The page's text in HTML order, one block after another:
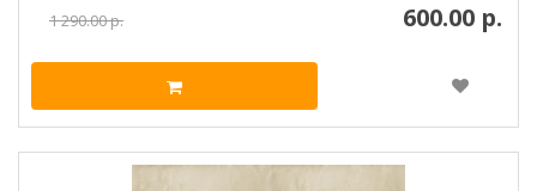
600.00 р.
1 290.00 р.